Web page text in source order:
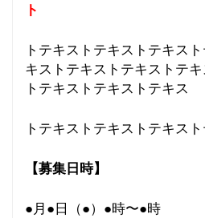
ト
トテキストテキストテキス
キストテキストテキストテ
トテキストテキストテキス
トテキストテキストテキス
【募集日時】
●月●日（●）●時〜●時